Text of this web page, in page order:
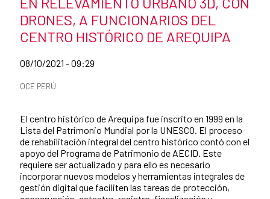
DRONES, A FUNCIONARIOS DEL
CENTRO HISTÓRICO DE AREQUIPA
Date of publication of the news item
08/10/2021 - 09:29
News categories
OCE PERÚ
El centro histórico de Arequipa fue inscrito en 1999 en la
Lista del Patrimonio Mundial por la UNESCO. El proceso
de rehabilitación integral del centro histórico contó con el
apoyo del Programa de Patrimonio de AECID. Este
requiere ser actualizado y para ello es necesario
incorporar nuevos modelos y herramientas integrales de
gestión digital que faciliten las tareas de protección,